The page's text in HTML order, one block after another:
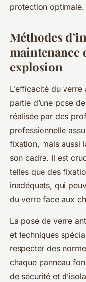
protection optimale.
Méthodes
maintenance
explosion
L’efficacité du
partie d’une pose
réalisée par des
professionnelle
fixation, mais aussi
son cadre. Il est
telles que des
inadéquats, qui
du verre face aux
La pose de verre
et techniques
respecter des
chaque panneau
de sécurité et